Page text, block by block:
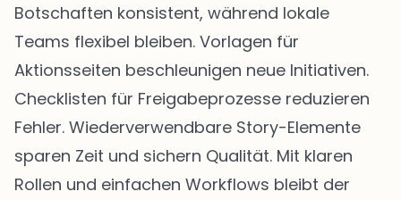
Botschaften konsistent, während lokale
Teams flexibel bleiben. Vorlagen für
Aktionsseiten beschleunigen neue Initiativen.
Checklisten für Freigabeprozesse reduzieren
Fehler. Wiederverwendbare Story-Elemente
sparen Zeit und sichern Qualität. Mit klaren
Rollen und einfachen Workflows bleibt der